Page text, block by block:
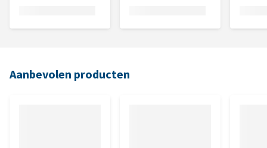
Aanbevolen producten